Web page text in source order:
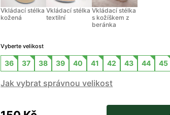
Vkládací stélka
kožená
Vkládací stélka
textilní
Vkládací stélka
s kožíškem z
beránka
Vyberte velikost
36 37 38 39 40 41 42 43 44 45
Jak vybrat správnou velikost